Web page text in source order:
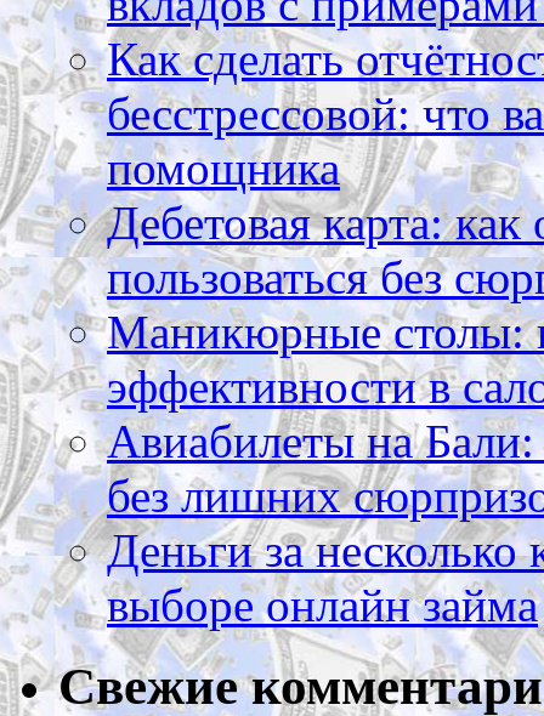
Как сделать
бесстрессовой: что
помощника
Дебетовая карта:
пользоваться без
Маникюрные столы:
эффективности в
Авиабилеты на Бали:
без лишних
Деньги за
выборе онлайн займа
Свежие